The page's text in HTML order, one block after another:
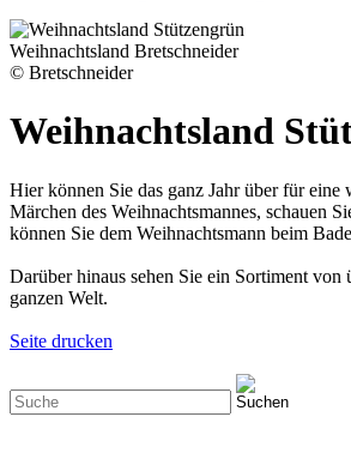
Weihnachtsland Bretschneider
© Bretschneider
Weihnachtsland
Hier können Sie das ganz Jahr über für
Märchen des Weihnachtsmannes, schauen
können Sie dem Weihnachtsmann beim
Darüber hinaus sehen Sie ein Sortiment
ganzen Welt.
Seite drucken